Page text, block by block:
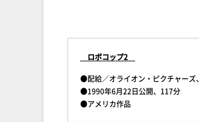
ロボコップ2
●配給／オライオン・ピクチャーズ
●1990年6月22日公開、117分
●アメリカ作品